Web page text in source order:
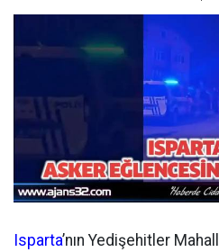
Isparta’nın Yedişehitler